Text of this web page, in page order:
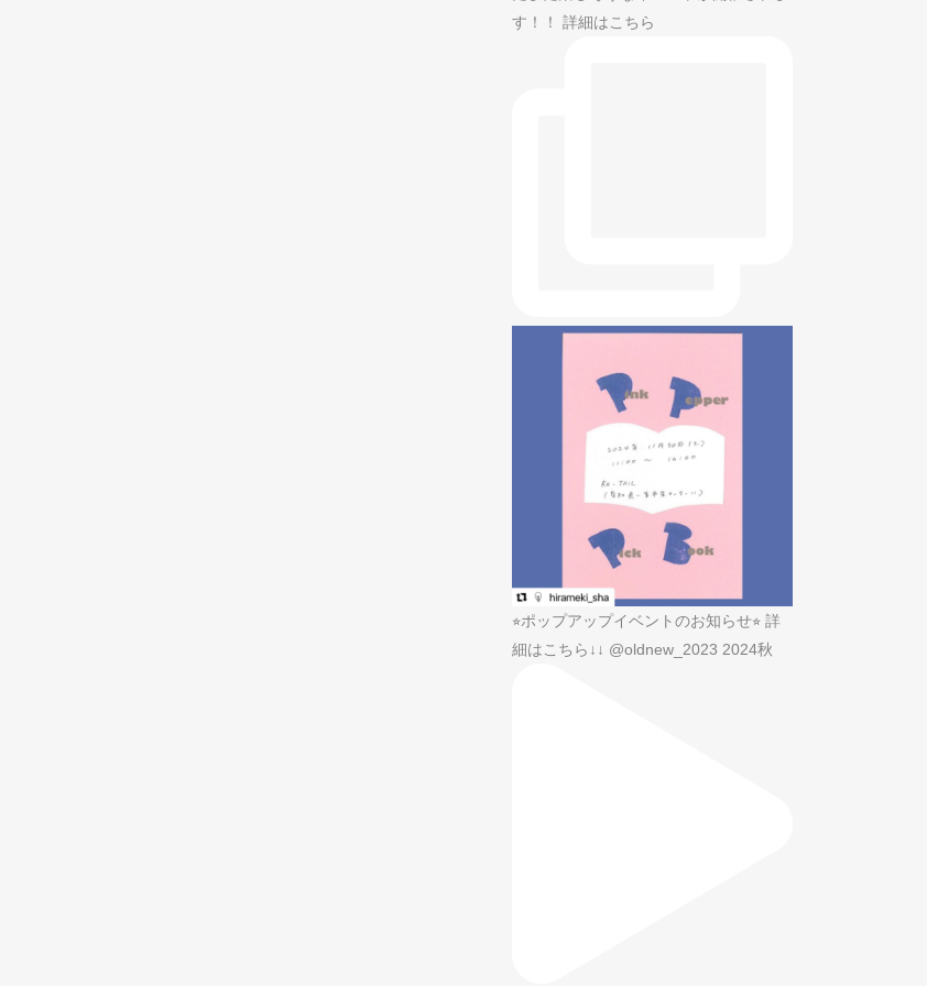
す！！ 詳細はこちら
⭐︎ポップアップイベントのお知らせ⭐︎ 詳
細はこちら↓↓ @oldnew_2023 2024秋